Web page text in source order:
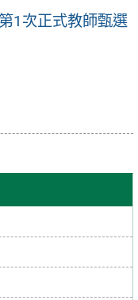
1次正式教師甄選